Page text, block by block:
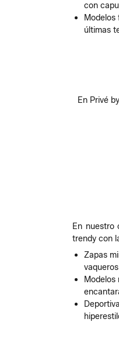
con
últimas
En Privé
En nuestro
trendy con
Zapas